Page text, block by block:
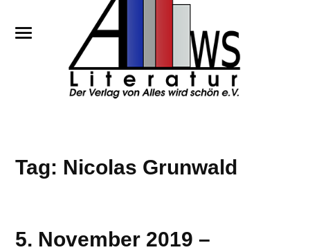
Tag: Nicolas Grunwald
5. November 2019 –